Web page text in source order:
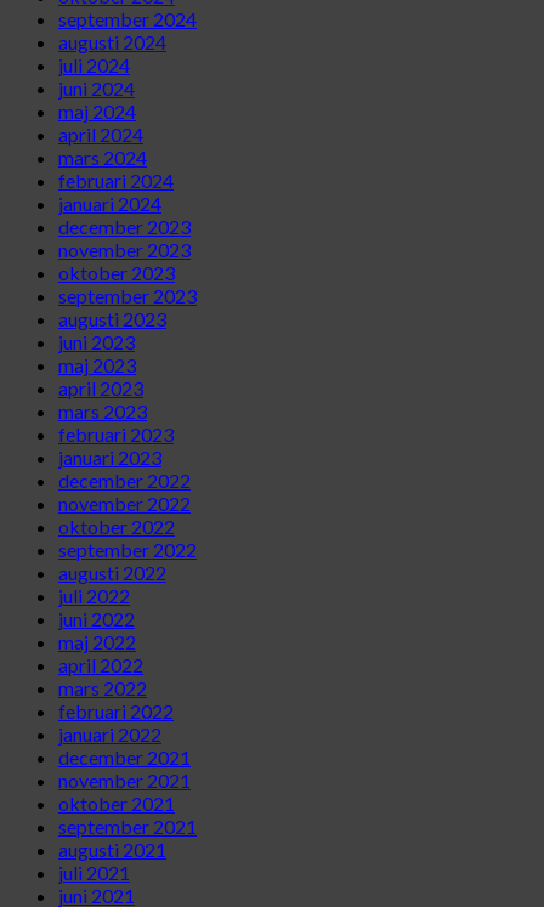
september 2024
augusti 2024
juli 2024
juni 2024
maj 2024
april 2024
mars 2024
februari 2024
januari 2024
december 2023
november 2023
oktober 2023
september 2023
augusti 2023
juni 2023
maj 2023
april 2023
mars 2023
februari 2023
januari 2023
december 2022
november 2022
oktober 2022
september 2022
augusti 2022
juli 2022
juni 2022
maj 2022
april 2022
mars 2022
februari 2022
januari 2022
december 2021
november 2021
oktober 2021
september 2021
augusti 2021
juli 2021
juni 2021